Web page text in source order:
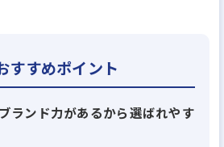
当初は4店舗でしたが、現在では
点）と活動エリアを拡大し、さ
すすめポイント
ランド力があるから選ばれやす